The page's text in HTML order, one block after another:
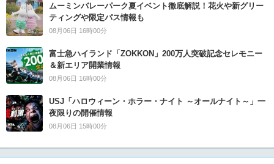
ムーミンバレーパーク夏イベント徹底解説！花火や新グリー
ティングや限定パス情報も
08月06日 16時00分
富士急ハイランド「ZOKKON」200万人突破記念セレモニー
＆新エリア開業情報
08月06日 16時00分
USJ「ハロウィーン・ホラー・ナイト ～オールナイト～」一
夜限りの開催情報
08月06日 15時00分